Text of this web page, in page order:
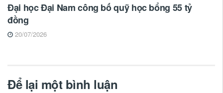
Đại học Đại Nam công bố quỹ học bổng 55 tỷ
đồng
20/07/2026
Để lại một bình luận